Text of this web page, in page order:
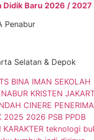
Didik Baru 2026 / 2027
Penabur
Selatan & Depok